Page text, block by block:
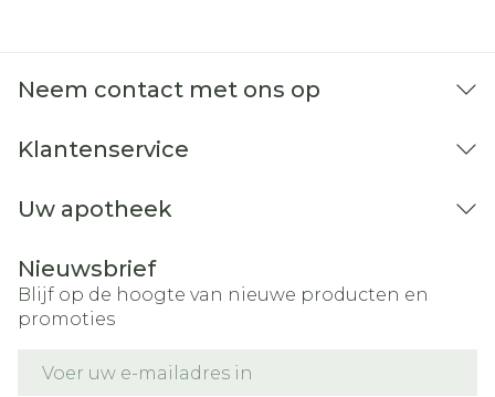
Neem contact met ons op
Klantenservice
Uw apotheek
Nieuwsbrief
Blijf op de hoogte van nieuwe producten en
promoties